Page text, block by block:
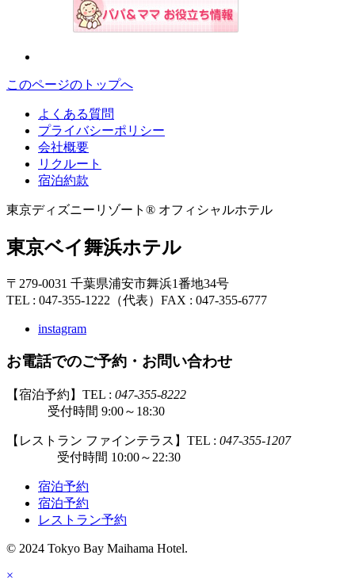
このページのトップへ
よくある質問
プライバシーポリシー
会社概要
リクルート
宿泊約款
東京ディズニーリゾート® オフィシャルホテル
東京ベイ舞浜ホテル
〒279-0031 千葉県浦安市舞浜1番地34号
TEL : 047-355-1222（代表） FAX : 047-355-6777
instagram
お電話でのご予約・お問い合わせ
【宿泊予約】TEL : 047-355-8222
受付時間 9:00～18:30
【レストラン ファインテラス】TEL : 047-355-1207
受付時間 10:00～22:30
宿泊予約
宿泊予約
レストラン予約
© 2024 Tokyo Bay Maihama Hotel.
×